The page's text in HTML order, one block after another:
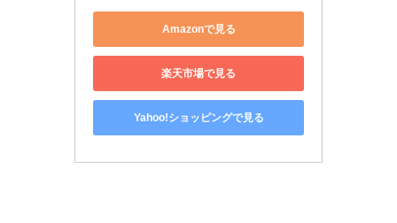
Amazonで見る
楽天市場で見る
Yahoo!ショッピングで見る